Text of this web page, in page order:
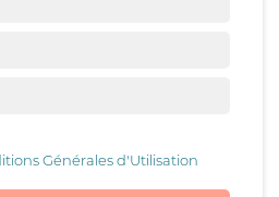
Générales d'Utilisation